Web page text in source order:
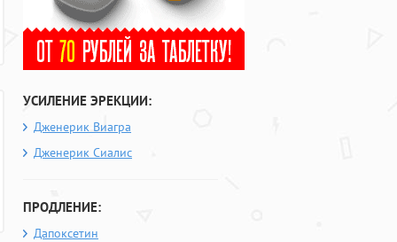
УСИЛЕНИЕ ЭРЕКЦИИ:
Дженерик Виагра
Дженерик Сиалис
ПРОДЛЕНИЕ:
Дапоксетин